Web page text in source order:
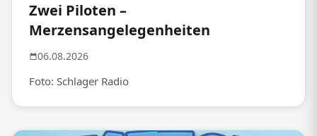
Zwei Piloten –
Merzensangelegenheiten
06.08.2026
Foto: Schlager Radio